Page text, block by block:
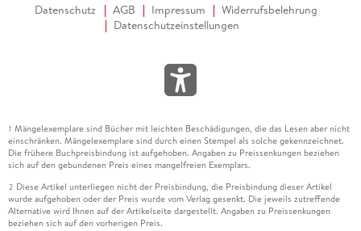
Datenschutz AGB Impressum
Widerrufsbelehrung
Datenschutzeinstellungen
1 Mängelexemplare sind Bücher mit leichten Beschädigungen, die das Lesen aber nicht
einschränken. Mängelexemplare sind durch einen Stempel als solche gekennzeichnet.
Die frühere Buchpreisbindung ist aufgehoben. Angaben zu Preissenkungen beziehen
sich auf den gebundenen Preis eines mangelfreien Exemplars.
2 Diese Artikel unterliegen nicht der Preisbindung, die Preisbindung dieser Artikel
wurde aufgehoben oder der Preis wurde vom Verlag gesenkt. Die jeweils zutreffende
Alternative wird Ihnen auf der Artikelseite dargestellt. Angaben zu Preissenkungen
beziehen sich auf den vorherigen Preis.